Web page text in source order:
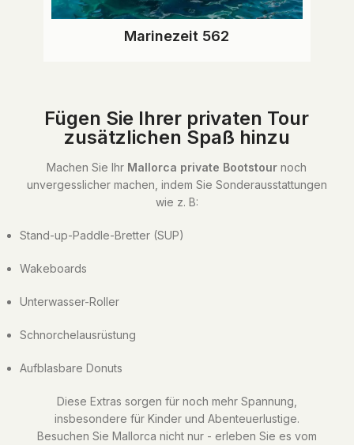
Marinezeit 562
Fügen Sie Ihrer privaten Tour
zusätzlichen Spaß hinzu
Machen Sie Ihr Mallorca private Bootstour noch
unvergesslicher machen, indem Sie Sonderausstattungen
wie z. B:
Stand-up-Paddle-Bretter (SUP)
Wakeboards
Unterwasser-Roller
Schnorchelausrüstung
Aufblasbare Donuts
Diese Extras sorgen für noch mehr Spannung,
insbesondere für Kinder und Abenteuerlustige.
Besuchen Sie Mallorca nicht nur - erleben Sie es vom